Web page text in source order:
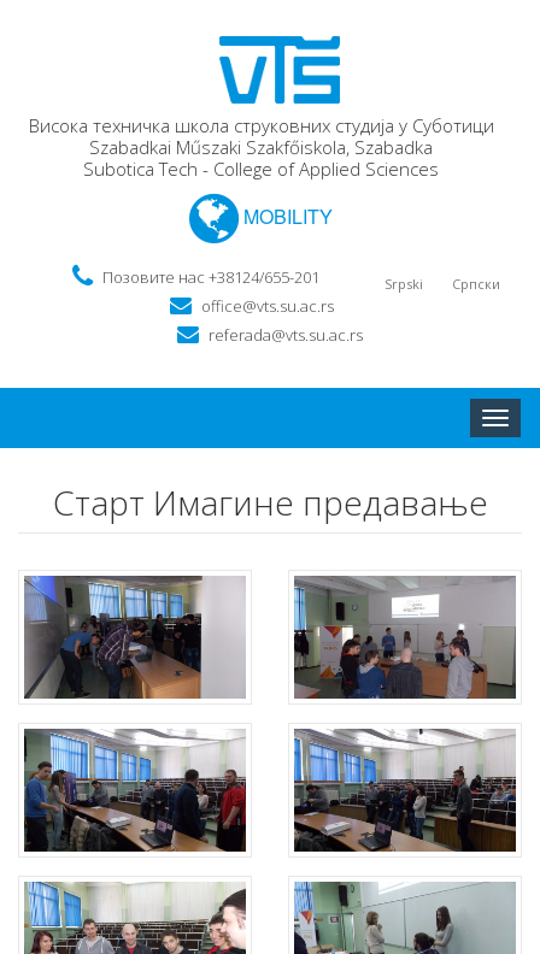
Висока техничка школа струковних студија у Суботици
Szabadkai Műszaki Szakfőiskola, Szabadka
Subotica Tech - College of Applied Sciences
MOBILITY
Srpski Српски
Позовите нас +38124/655-201
office@vts.su.ac.rs
referada@vts.su.ac.rs
Toggle
Старт Имагине предавање